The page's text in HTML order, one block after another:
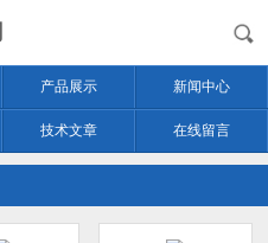
产品展示 新闻中心
技术文章 在线留言